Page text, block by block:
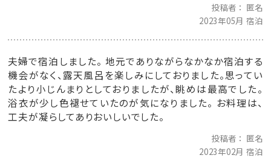
投稿者
匿名
2023年05月 宿泊
夫婦で宿泊しました。 地元でありながらなかなか宿泊する
機会がなく、露天風呂を楽しみにしておりました。思ってい
たより小じんまりとしておりましたが、眺めは最高でした。
浴衣が少し色褪せていたのが気になりました。 お料理は、
工夫が凝らしてありおいしいでした。
投稿者
匿名
2023年02月 宿泊